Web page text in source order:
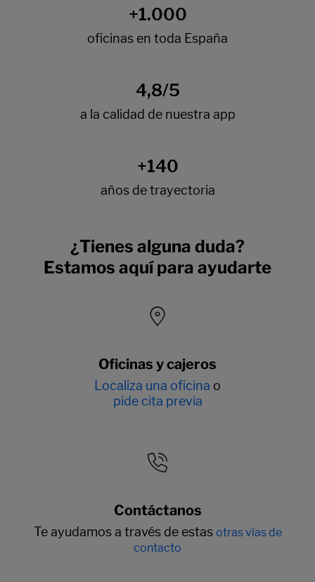
¿Tienes alguna duda?
Estamos aquí para ayudarte
Oficinas y cajeros
Localiza una oficina o
pide cita previa
Contáctanos
Te ayudamos a través de estas otras vías de
contacto